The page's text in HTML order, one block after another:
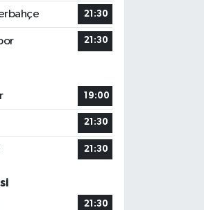
21:30
21:30
19:00
21:30
21:30
21:30